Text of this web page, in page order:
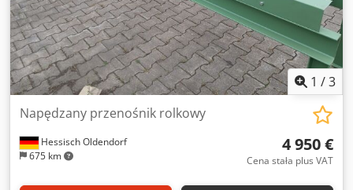
1 /3
Hessisch Oldendorf
675 km
Napędzany przenośnik rolkowy
4 950 €
Cena stała plus VAT